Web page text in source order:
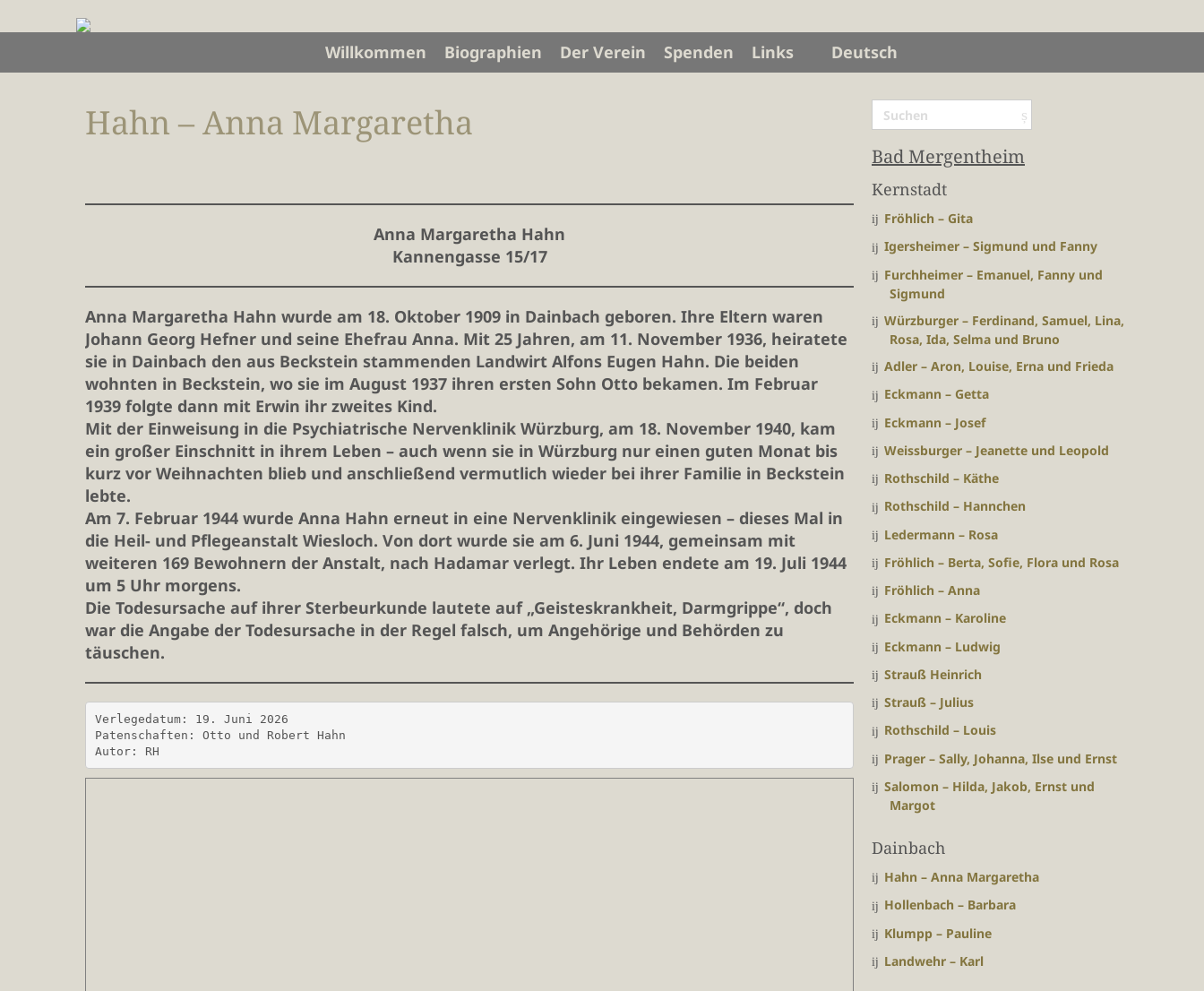
Willkommen Biographien Der Verein Spenden Links Deutsch
Hahn – Anna Margaretha
Anna Margaretha Hahn
Kannengasse 15/17
Anna Margaretha Hahn wurde am 18. Oktober 1909 in Dainbach geboren. Ihre Eltern waren
Johann Georg Hefner und seine Ehefrau Anna. Mit 25 Jahren, am 11. November 1936, heiratete
sie in Dainbach den aus Beckstein stammenden Landwirt Alfons Eugen Hahn. Die beiden
wohnten in Beckstein, wo sie im August 1937 ihren ersten Sohn Otto bekamen. Im Februar
1939 folgte dann mit Erwin ihr zweites Kind.
Mit der Einweisung in die Psychiatrische Nervenklinik Würzburg, am 18. November 1940, kam
ein großer Einschnitt in ihrem Leben – auch wenn sie in Würzburg nur einen guten Monat bis
kurz vor Weihnachten blieb und anschließend vermutlich wieder bei ihrer Familie in Beckstein
lebte.
Am 7. Februar 1944 wurde Anna Hahn erneut in eine Nervenklinik eingewiesen – dieses Mal in
die Heil- und Pflegeanstalt Wiesloch. Von dort wurde sie am 6. Juni 1944, gemeinsam mit
weiteren 169 Bewohnern der Anstalt, nach Hadamar verlegt. Ihr Leben endete am 19. Juli 1944
um 5 Uhr morgens.
Die Todesursache auf ihrer Sterbeurkunde lautete auf „Geisteskrankheit, Darmgrippe“, doch
war die Angabe der Todesursache in der Regel falsch, um Angehörige und Behörden zu
täuschen.
Verlegedatum: 19. Juni 2026
Patenschaften: Otto und Robert Hahn
Autor: RH
Bad Mergentheim
Kernstadt
Fröhlich – Gita
Igersheimer – Sigmund und Fanny
Furchheimer – Emanuel, Fanny und
Sigmund
Würzburger – Ferdinand, Samuel, Lina,
Rosa, Ida, Selma und Bruno
Adler – Aron, Louise, Erna und Frieda
Eckmann – Getta
Eckmann – Josef
Weissburger – Jeanette und Leopold
Rothschild – Käthe
Rothschild – Hannchen
Ledermann – Rosa
Fröhlich – Berta, Sofie, Flora und Rosa
Fröhlich – Anna
Eckmann – Karoline
Eckmann – Ludwig
Strauß Heinrich
Strauß – Julius
Rothschild – Louis
Prager – Sally, Johanna, Ilse und Ernst
Salomon – Hilda, Jakob, Ernst und
Margot
Dainbach
Hahn – Anna Margaretha
Hollenbach – Barbara
Klumpp – Pauline
Landwehr – Karl